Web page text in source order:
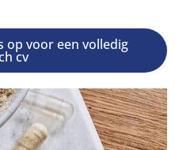
op voor een volledig
cv